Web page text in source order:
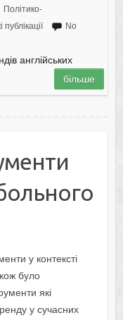
Політико-
No
англійських
більше
у контексті
було
які
у сучасних